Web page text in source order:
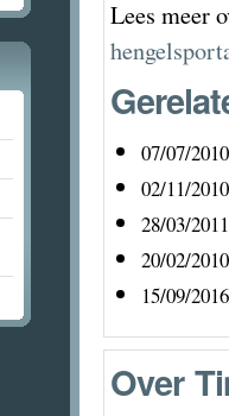
Lees meer
07/07/2010
02/11/2010
28/03/2011
20/02/2010
15/09/2016
Over